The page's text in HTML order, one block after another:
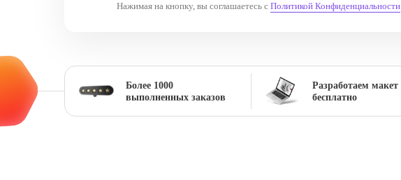
Нажимая на кнопку, вы соглашаетесь с Политикой Конфиденциальности
Более 1000
выполненных заказов
Разработаем макет
бесплатно